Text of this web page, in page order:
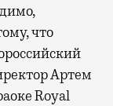
что
Артем
Royal